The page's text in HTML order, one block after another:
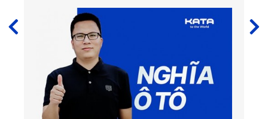
Đa dạng tùy chọn màu sắc
miếng lót sàn ô tô
kiện xe hơi, do đó, ít nhiều nó cũng thể hiện tư duy thẩm mỹ
của chủ xế. Với
thảm sàn KATA, khách hàng có đến 6 lựa
chọn về màu sắc bao gồm: đen, kem, ghi, đỏ, da bò, cafe.